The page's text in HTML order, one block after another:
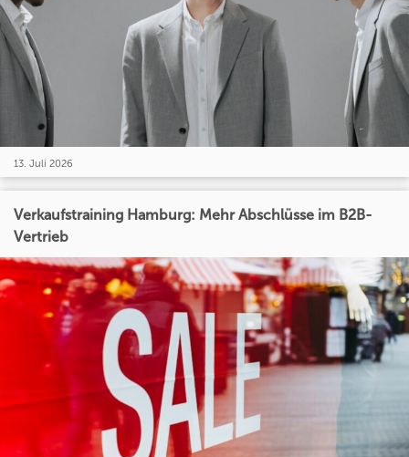
13. Juli 2026
Verkaufstraining Hamburg: Mehr Abschlüsse im B2B-
Vertrieb